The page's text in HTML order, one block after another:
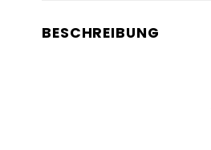
BESCHREIBUNG